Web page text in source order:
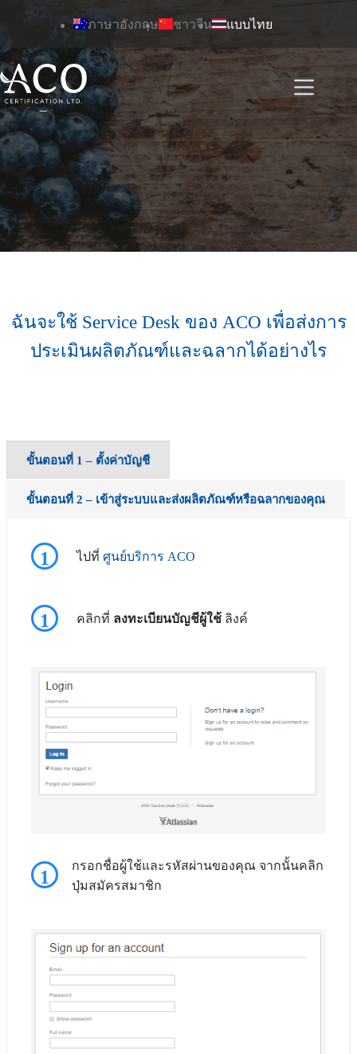
ยัง
เนื้อหา
ภาษาอังกฤษ ชาวจีน แบบไทย
ฉันจะใช้ Service Desk ของ ACO เพื่อส่งการ
ประเมินผลิตภัณฑ์และฉลากได้อย่างไร
ขั้นตอนที่ 1 – ตั้งค่าบัญชี
ขั้นตอนที่ 2 – เข้าสู่ระบบและส่งผลิตภัณฑ์หรือฉลากของคุณ
1 ไปที่ ศูนย์บริการ ACO
1 คลิกที่ ลงทะเบียนบัญชีผู้ใช้ ลิงค์
1
กรอกชื่อผู้ใช้และรหัสผ่านของคุณ จากนั้นคลิก
ปุ่มสมัครสมาชิก